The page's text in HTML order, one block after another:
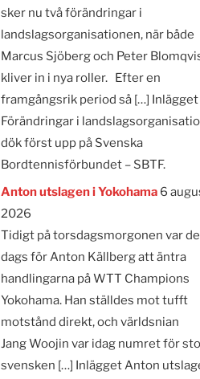
sker nu två förändringar i
landslagsorganisationen, när både
Marcus Sjöberg och Peter
kliver in i nya roller. Efter en
framgångsrik period så […] Inlägget
Förändringar i
dök först upp på Svenska
Bordtennisförbundet – SBTF.
Anton utslagen i Yokohama 6
2026
Tidigt på torsdagsmorgonen var
dags för Anton Källberg att äntra
handlingarna på WTT Champions
Yokohama. Han ställdes mot tufft
motstånd direkt, och världsnian
Jang Woojin var idag numret för
svensken […] Inlägget Anton